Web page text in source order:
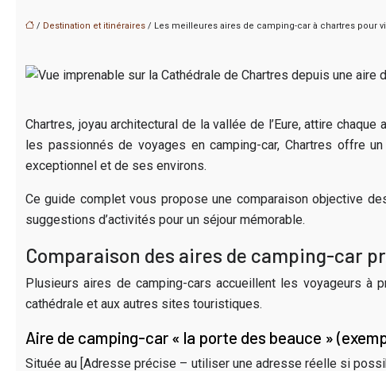
/ Destination et itinéraires / Les meilleures aires de camping-car à chartres pour
Chartres, joyau architectural de la vallée de l’Eure, attire
les passionnés de voyages en camping-car, Chartres offre
exceptionnel et de ses environs.
Ce guide complet vous propose une comparaison objective
suggestions d’activités pour un séjour mémorable.
Comparaison des aires de camping-car
Plusieurs aires de camping-cars accueillent les voyageurs à
cathédrale et aux autres sites touristiques.
Aire de camping-car « la porte des beauce »
Située au [Adresse précise – utiliser une adresse réelle si